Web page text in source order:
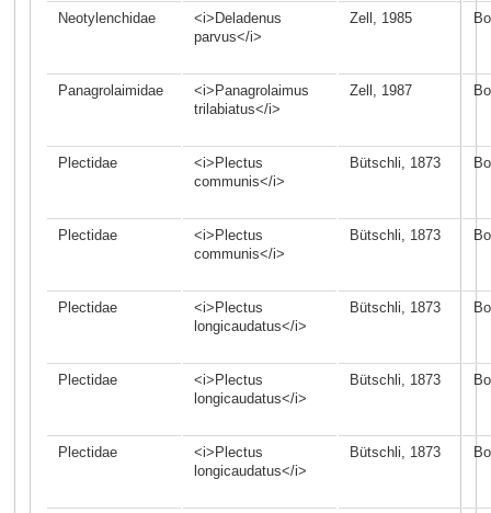
Neotylenchidae
<i>Deladenus
parvus</i>
Zell, 1985
Panagrolaimidae
<i>Panagrolaimus
trilabiatus</i>
Zell, 1987
Plectidae
<i>Plectus
communis</i>
Bütschli, 1873
Plectidae
<i>Plectus
communis</i>
Bütschli, 1873
Plectidae
<i>Plectus
longicaudatus</i>
Bütschli, 1873
Plectidae
<i>Plectus
longicaudatus</i>
Bütschli, 1873
Plectidae
<i>Plectus
longicaudatus</i>
Bütschli, 1873